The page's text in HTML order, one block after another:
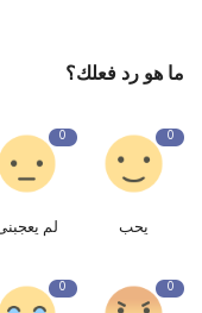
ما هو رد فعلك؟
0
يحب
0
لم
0
0